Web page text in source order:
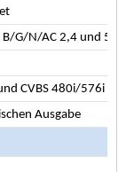
G/N/AC 2,4 und 5,0
CVBS 480i/576i SD
Ausgabe